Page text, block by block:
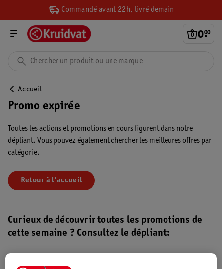
Commandé avant 22h, livré demain
0.
00
Accueil
Promo expirée
Toutes les actions et promotions en cours figurent dans notre
dépliant. Vous pouvez également chercher les meilleures offres par
catégorie.
Retour à l'accueil
Curieux de découvrir toutes les promotions de
cette semaine ? Consultez le dépliant: